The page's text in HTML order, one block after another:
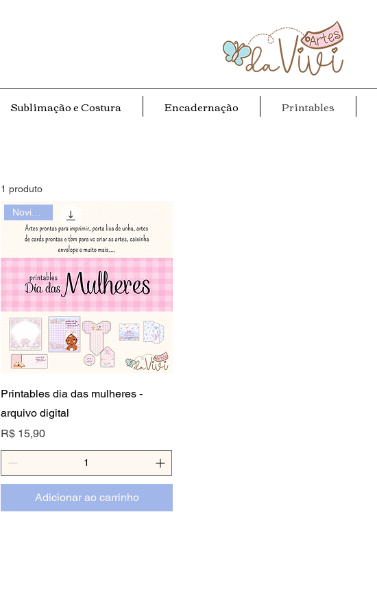
Sublimação e Costura Encadernação Printables
1 produto
Printables dia das mulheres -
arquivo digital
Preço
R$ 15,90
Adicionar ao carrinho